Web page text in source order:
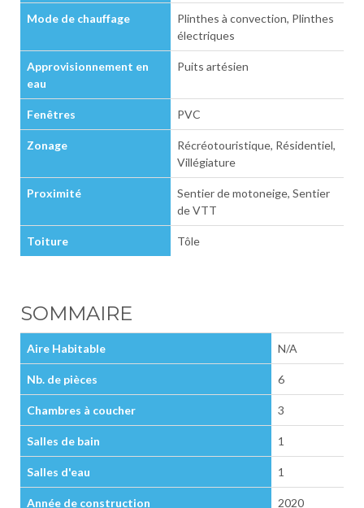
Mode de chauffage
Plinthes à convection, Plinthes
électriques
Approvisionnement en
eau
Puits artésien
Fenêtres PVC
Zonage
Récréotouristique, Résidentiel,
Villégiature
Proximité
Sentier de motoneige, Sentier
de VTT
Toiture Tôle
SOMMAIRE
Aire Habitable N/A
Nb. de pièces 6
Chambres à coucher 3
Salles de bain 1
Salles d'eau 1
Année de construction 2020